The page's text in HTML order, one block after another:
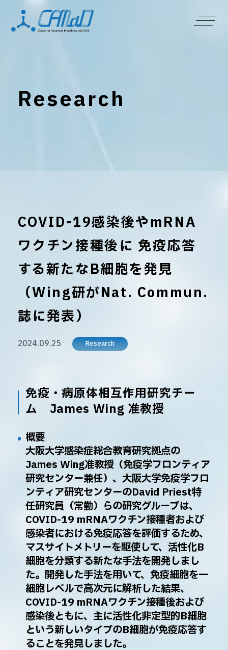
Research
COVID-19感染後やmRNA
ワクチン接種後に 免疫応答
する新たなB細胞を発見
（Wing研がNat. Commun.
誌に発表）
2024.09.25 Research
免疫・病原体相互作用研究チー
ム James Wing 准教授
概要
大阪大学感染症総合教育研究拠点の
James Wing准教授（免疫学フロンティア
研究センター兼任）、大阪大学免疫学フロ
ンティア研究センターのDavid Priest特
任研究員（常勤）らの研究グループは、
COVID-19 mRNAワクチン接種者および
感染者における免疫応答を評価するため、
マスサイトメトリーを駆使して、活性化B
細胞を分類する新たな手法を開発しまし
た。開発した手法を用いて、免疫細胞を一
細胞レベルで高次元に解析した結果、
COVID-19 mRNAワクチン接種後および
感染後ともに、主に活性化非定型的B細胞
という新しいタイプのB細胞が免疫応答す
ることを発見しました。